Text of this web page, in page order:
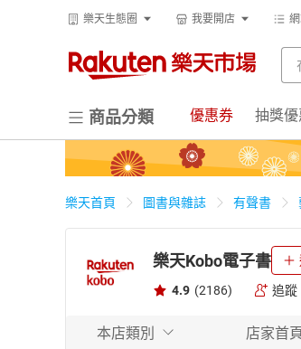
樂天生態圈 我要開店
商品分類 優惠券 抽獎優
樂天首頁 圖書與雜誌 有聲書
樂天Kobo電子書
4.9 (2186) 追蹤
本店類別 店家首